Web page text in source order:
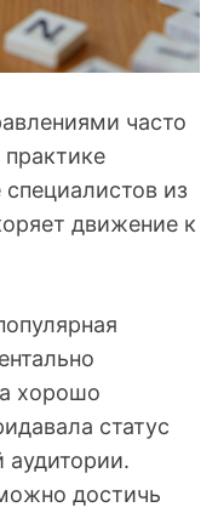
часто
из
движение к
хорошо
статус
аудитории.
достичь